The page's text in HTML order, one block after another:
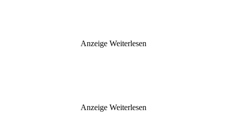
Anzeige Weiterlesen
Anzeige Weiterlesen